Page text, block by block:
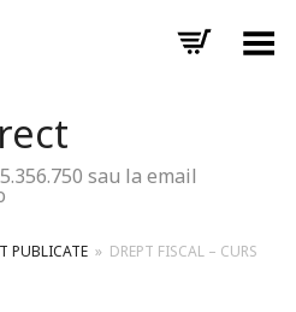
Toggle Menu
sau la email
PUBLICATE » DREPT FISCAL – CURS